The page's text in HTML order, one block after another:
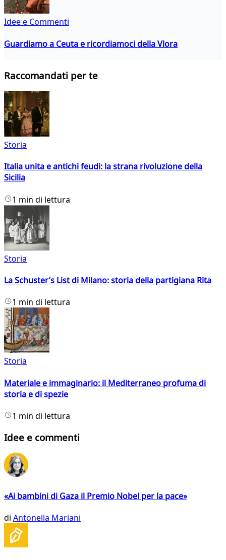
Idee e Commenti
Guardiamo a Ceuta e ricordiamoci della Vlora
Raccomandati per te
Storia
Italia unita e antichi feudi: la strana rivoluzione della
Sicilia
1 min di lettura
Storia
La Schuster’s List di Milano: storia della partigiana Rita
1 min di lettura
Storia
Materiale e immaginario: il Mediterraneo profuma di
storia e di spezie
1 min di lettura
Idee e commenti
«Ai bambini di Gaza il Premio Nobel per la pace»
di Antonella Mariani